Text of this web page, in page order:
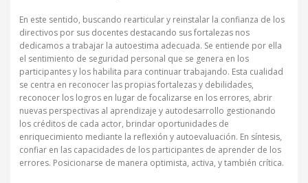
En este sentido, buscando rearticular y reinstalar la confianza de los
directivos por sus docentes destacando sus fortalezas nos
dedicamos a trabajar la autoestima adecuada. Se entiende por ella
el sentimiento de seguridad personal que se genera en los
participantes y los habilita para continuar trabajando. Esta cualidad
se centra en reconocer las propias fortalezas y debilidades,
reconocer los logros en lugar de focalizarse en los errores, abrir
nuevas perspectivas al aprendizaje y autodesarrollo gestionando
los créditos de cada actor, brindar oportunidades de
enriquecimiento mediante la reflexión y autoevaluación. En síntesis,
confiar en las capacidades de los participantes de aprender de los
errores. Posicionarse de manera optimista, activa, y también crítica.